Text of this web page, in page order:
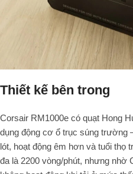
Thiết kế bên trong
Corsair RM1000e có quạt Hong
dụng động cơ ổ trục súng trường
lót, hoạt động êm hơn và tuổi thọ
đa là 2200 vòng/phút, nhưng nhờ